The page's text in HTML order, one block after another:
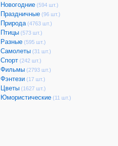
Новогодние (594 шт.)
Праздничные (96 шт.)
Природа (4763 шт.)
Птицы (573 шт.)
Разные (595 шт.)
Самолеты (31 шт.)
Спорт (242 шт.)
Фильмы (2793 шт.)
Фэнтези (17 шт.)
Цветы (1627 шт.)
Юмористические (11 шт.)